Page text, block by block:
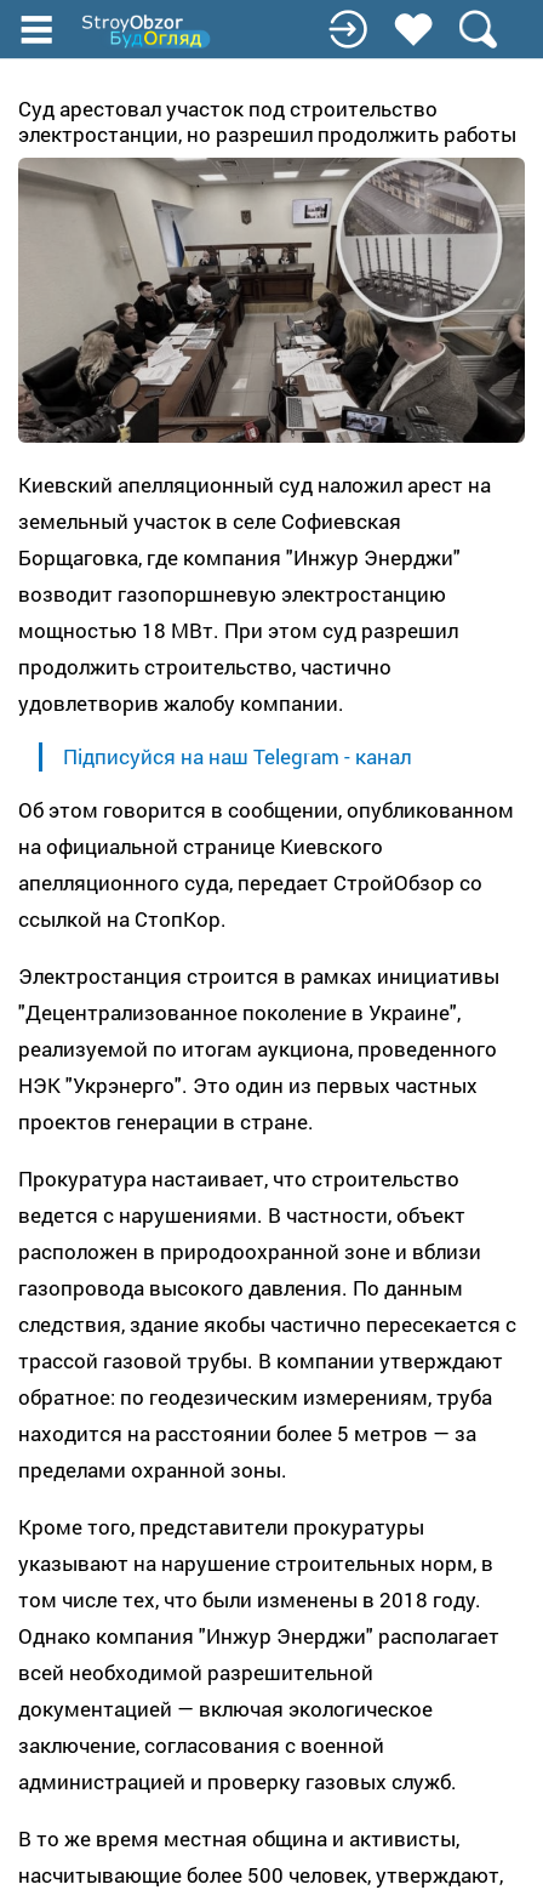
Перейти
содержанию
Суд арестовал участок под строительство
электростанции, но разрешил продолжить работы
Киевский апелляционный суд наложил арест на
земельный участок в селе Софиевская
Борщаговка, где компания "Инжур Энерджи"
возводит газопоршневую электростанцию
мощностью 18 МВт. При этом суд разрешил
продолжить строительство, частично
удовлетворив жалобу компании.
Підписуйся на наш Telegram - канал
Об этом говорится в сообщении, опубликованном
на официальной странице Киевского
апелляционного суда, передает СтройОбзор со
ссылкой на СтопКор.
Электростанция строится в рамках инициативы
"Децентрализованное поколение в Украине",
реализуемой по итогам аукциона, проведенного
НЭК "Укрэнерго". Это один из первых частных
проектов генерации в стране.
Прокуратура настаивает, что строительство
ведется с нарушениями. В частности, объект
расположен в природоохранной зоне и вблизи
газопровода высокого давления. По данным
следствия, здание якобы частично пересекается с
трассой газовой трубы. В компании утверждают
обратное: по геодезическим измерениям, труба
находится на расстоянии более 5 метров — за
пределами охранной зоны.
Кроме того, представители прокуратуры
указывают на нарушение строительных норм, в
том числе тех, что были изменены в 2018 году.
Однако компания "Инжур Энерджи" располагает
всей необходимой разрешительной
документацией — включая экологическое
заключение, согласования с военной
администрацией и проверку газовых служб.
В то же время местная община и активисты,
насчитывающие более 500 человек, утверждают,